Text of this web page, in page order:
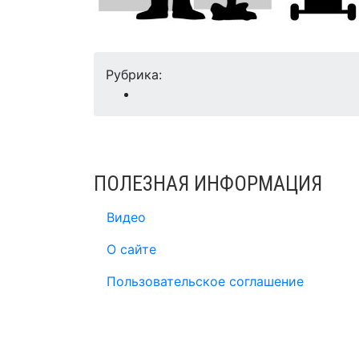
Рубрика:
ПОЛЕЗНАЯ ИНФОРМАЦИЯ
Видео
О сайте
Пользовательское соглашение